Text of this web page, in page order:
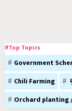
#Top Topics
Government
Chili Farming
Orchard planting